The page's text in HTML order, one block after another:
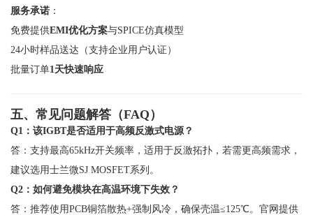
服务承诺 ：
免费提供EMI优化方案与SPICE仿真模型
24小时样品送达（支持企业用户认证）
批量订单1天快速响应
五、常见问题解答（FAQ）
Q1：该IGBT是否适用于高频反激式电源？
答：支持最高65kHz开关频率，适用于反激拓扑，若需更高频需求，
建议选用士兰微SJ MOSFET系列。
Q2：如何避免模块在高温环境下失效？
答：推荐使用PCB铜箔散热+强制风冷，确保壳温≤125℃。官网提供